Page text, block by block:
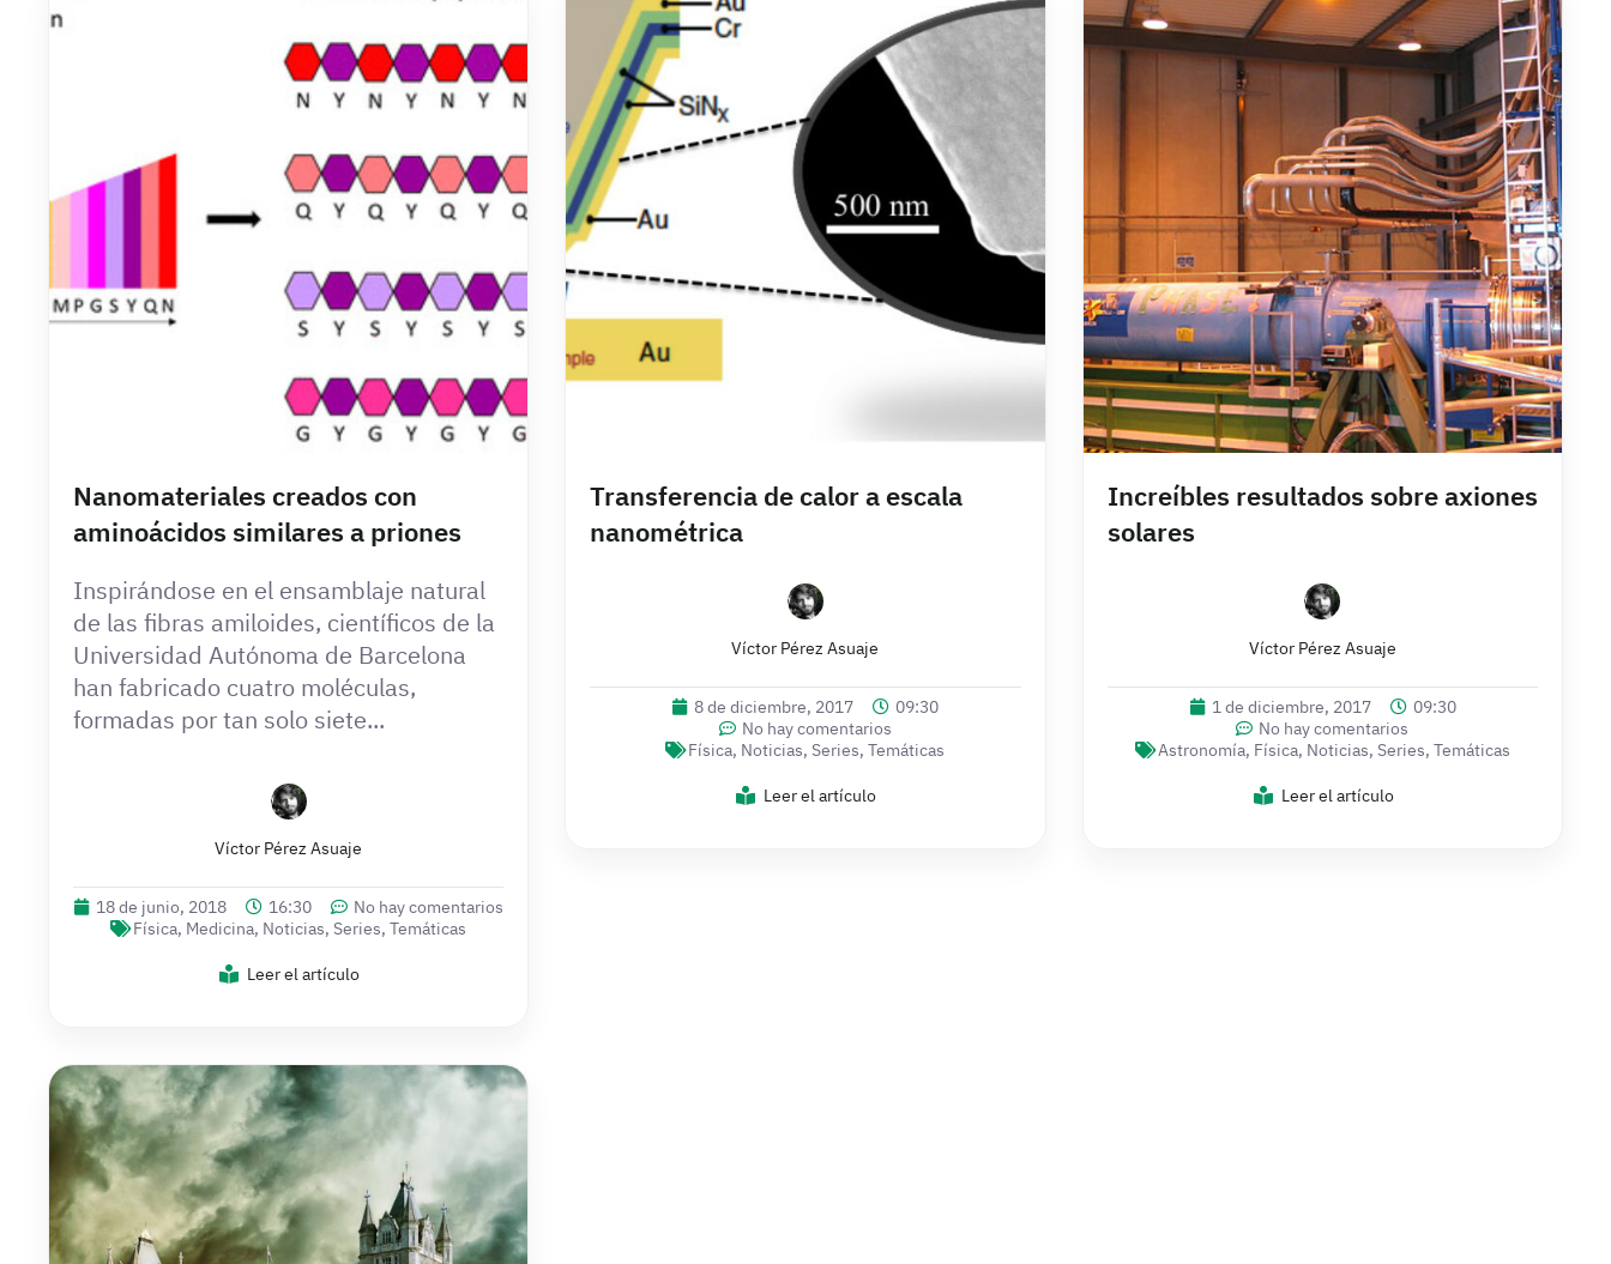
Nanomateriales creados con
aminoácidos similares a priones
Inspirándose en el ensamblaje natural
de las fibras amiloides, científicos de la
Universidad Autónoma de Barcelona
han fabricado cuatro moléculas,
formadas por tan solo siete...
Víctor Pérez Asuaje
18 de junio, 2018 16:30
No hay comentarios
Física, Medicina, Noticias,Series,Temáticas
Leer el artículo
Transferencia de calor a escala
nanométrica
Víctor Pérez Asuaje
8 de diciembre, 2017
09:30
No hay comentarios
Física, Noticias,Series,Temáticas
Leer el artículo
Increíbles resultados sobre axiones
solares
Víctor Pérez Asuaje
1 de diciembre, 2017
09:30
No hay comentarios
Astronomía, Física, Noticias, Series, Temáticas
Leer el artículo